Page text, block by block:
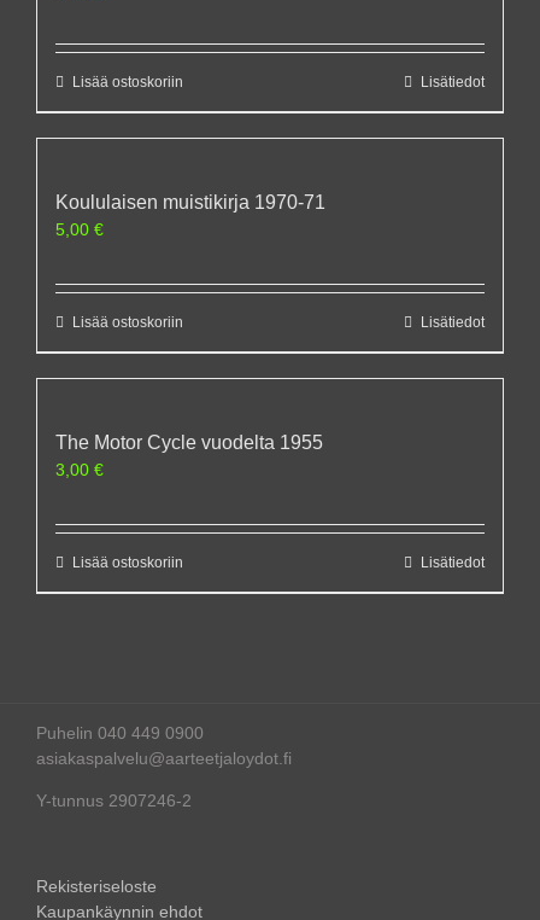
Lisää ostoskoriin Lisätiedot
Koululaisen muistikirja 1970-71
5,00 €
Lisää ostoskoriin Lisätiedot
The Motor Cycle vuodelta 1955
3,00 €
Lisää ostoskoriin Lisätiedot
Puhelin 040 449 0900
asiakaspalvelu@aarteetjaloydot.fi
Y-tunnus 2907246-2
Rekisteriseloste
Kaupankäynnin ehdot